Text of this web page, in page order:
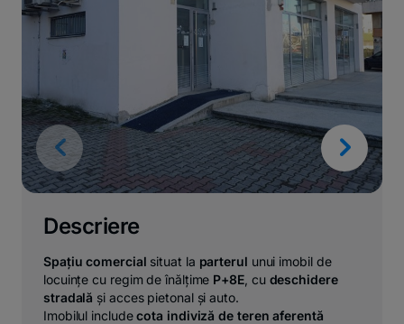
Descriere
Spațiu comercial situat la parterul unui imobil de
locuințe cu regim de înălțime P+8E, cu deschidere
stradală și acces pietonal și auto.
Imobilul includecota indiviză de teren aferentă